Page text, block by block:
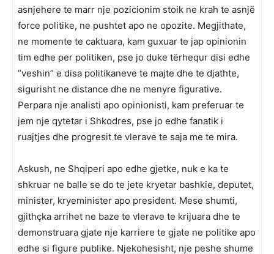
asnjehere te marr nje pozicionim stoik ne krah te asnjë
force politike, ne pushtet apo ne opozite. Megjithate,
ne momente te caktuara, kam guxuar te jap opinionin
tim edhe per politiken, pse jo duke tërhequr disi edhe
“veshin” e disa politikaneve te majte dhe te djathte,
sigurisht ne distance dhe ne menyre figurative.
Perpara nje analisti apo opinionisti, kam preferuar te
jem nje qytetar i Shkodres, pse jo edhe fanatik i
ruajtjes dhe progresit te vlerave te saja me te mira.
Askush, ne Shqiperi apo edhe gjetke, nuk e ka te
shkruar ne balle se do te jete kryetar bashkie, deputet,
minister, kryeminister apo president. Mese shumti,
gjithçka arrihet ne baze te vlerave te krijuara dhe te
demonstruara gjate nje karriere te gjate ne politike apo
edhe si figure publike. Njekohesisht, nje peshe shume